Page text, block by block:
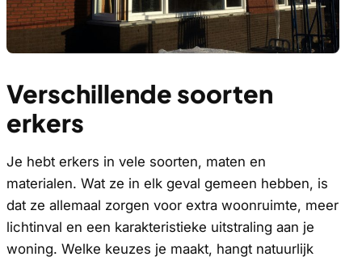
Verschillende soorten
erkers
Je hebt erkers in vele soorten, maten en
materialen. Wat ze in elk geval gemeen hebben, is
dat ze allemaal zorgen voor extra woonruimte, meer
lichtinval en een karakteristieke uitstraling aan je
woning. Welke keuzes je maakt, hangt natuurlijk